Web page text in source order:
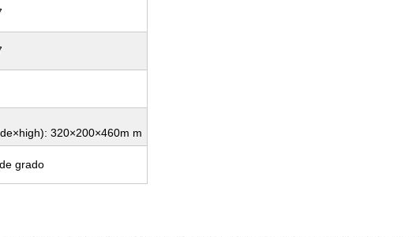
320×200×460m m
grado